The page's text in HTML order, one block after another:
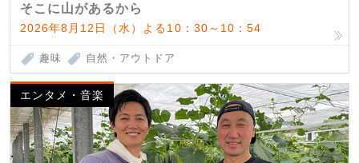
そこに山があるから
2026年8月12日（水）よる10：30～10：54
趣味 自然・アウトドア
エンタメ・音楽